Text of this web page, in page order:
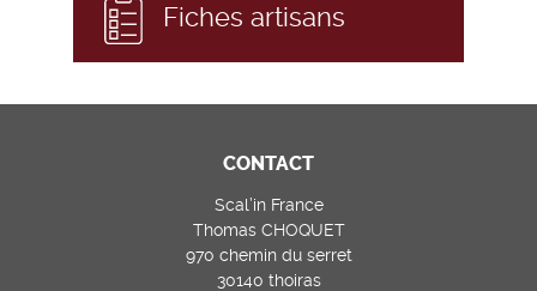
Fiches artisans
CONTACT
Scal’in France
Thomas CHOQUET
970 chemin du serret
30140 thoiras